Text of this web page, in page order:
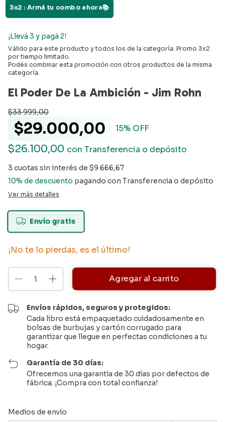
3x2 : Armá tu combo ahora📚
¡Llevá 3 y pagá 2!
Válido para este producto y todos los de la categoría: Promo 3x2
por tiempo limitado.
Podés combinar esta promoción con otros productos de la misma
categoría.
El Poder De La Ambición - Jim Rohn
$33.999,00
$29.000,00 15% OFF
$26.100,00 con Transferencia o depósito
3 cuotas sin interés de $9.666,67
10% de descuento pagando con Transferencia o depósito
Ver más detalles
Envío gratis
¡No te lo pierdas, es el último!
Envíos rápidos, seguros y protegidos:
Cada libro está empaquetado cuidadosamente en
bolsas de burbujas y cartón corrugado para
garantizar que llegue en perfectas condiciones a tu
hogar.
Garantía de 30 días:
Ofrecemos una garantía de 30 días por defectos de
fábrica. ¡Compra con total confianza!
Entregas para el CP:
Medios de envío